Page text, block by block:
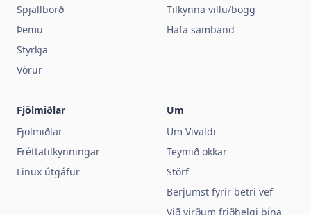
Spjallborð
Þemu
Styrkja
Vörur
Tilkynna villu/bögg
Hafa samband
Fjölmiðlar
Fjölmiðlar
Fréttatilkynningar
Linux útgáfur
Um
Um Vivaldi
Teymið okkar
Störf
Berjumst fyrir betri vef
Við virðum friðhelgi þína